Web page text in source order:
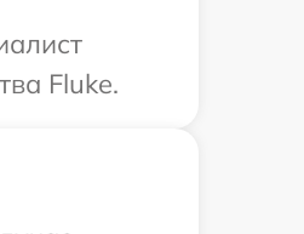
Fluke.